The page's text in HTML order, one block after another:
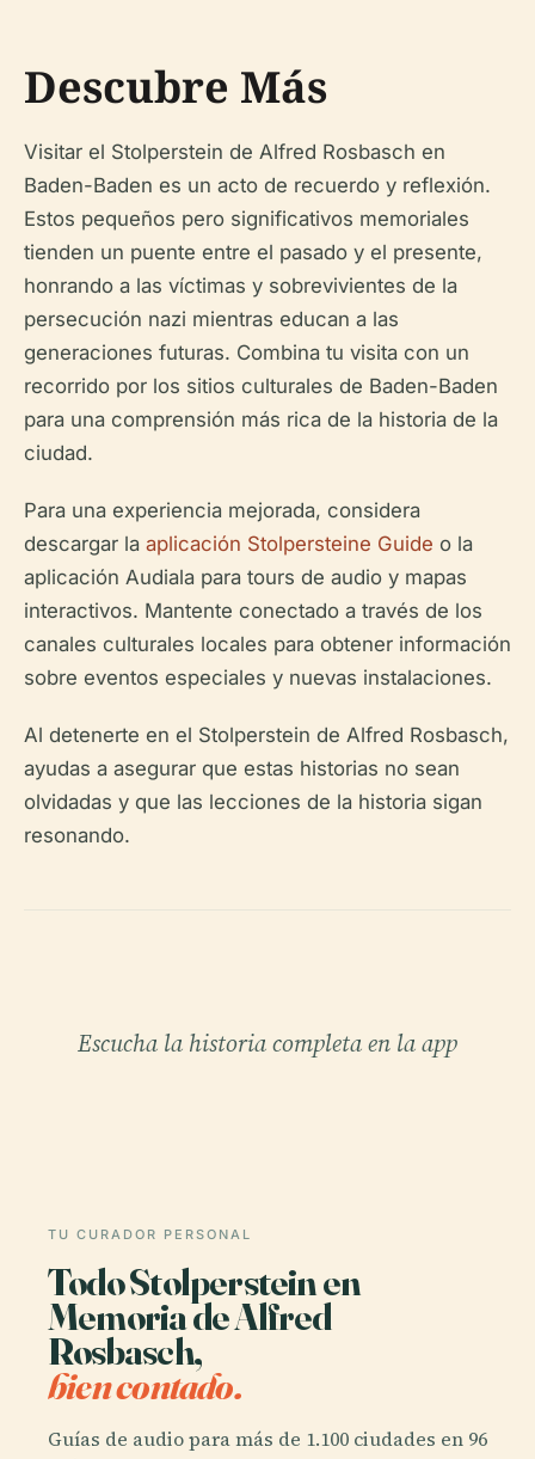
Descubre Más
Visitar el Stolperstein de Alfred Rosbasch en
Baden-Baden es un acto de recuerdo y reflexión.
Estos pequeños pero significativos memoriales
tienden un puente entre el pasado y el presente,
honrando a las víctimas y sobrevivientes de la
persecución nazi mientras educan a las
generaciones futuras. Combina tu visita con un
recorrido por los sitios culturales de Baden-Baden
para una comprensión más rica de la historia de la
ciudad.
Para una experiencia mejorada, considera
descargar la aplicación Stolpersteine Guide o la
aplicación Audiala para tours de audio y mapas
interactivos. Mantente conectado a través de los
canales culturales locales para obtener información
sobre eventos especiales y nuevas instalaciones.
Al detenerte en el Stolperstein de Alfred Rosbasch,
ayudas a asegurar que estas historias no sean
olvidadas y que las lecciones de la historia sigan
resonando.
Escucha la historia completa en la app
TU CURADOR PERSONAL
Todo Stolperstein en
Memoria de Alfred
Rosbasch,
bien contado.
Guías de audio para más de 1.100 ciudades en 96